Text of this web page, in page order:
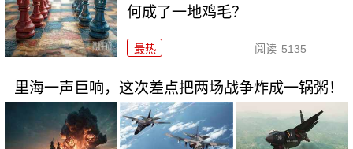
何成了一地鸡毛？
最热 阅读 5135
里海一声巨响，这次差点把两场战争炸成一锅粥！